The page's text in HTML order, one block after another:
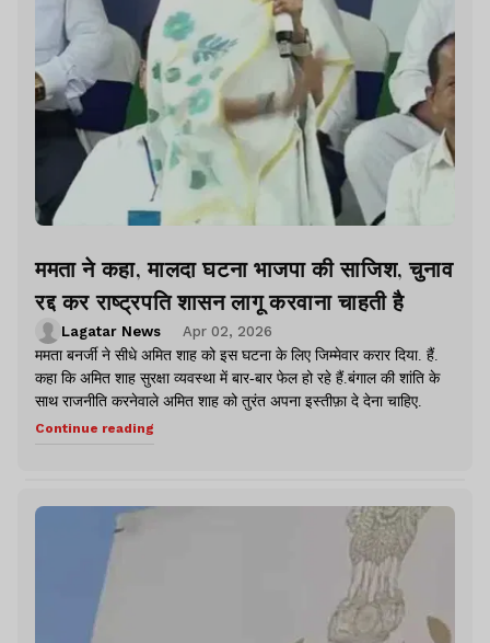
ममता ने कहा, मालदा घटना भाजपा की साजिश, चुनाव
रद्द कर राष्ट्रपति शासन लागू करवाना चाहती है
Lagatar News
Apr 02, 2026
ममता बनर्जी ने सीधे अमित शाह को इस घटना के लिए जिम्मेवार करार दिया. हैं.
कहा कि अमित शाह सुरक्षा व्यवस्था में बार-बार फेल हो रहे हैं.बंगाल की शांति के
साथ राजनीति करनेवाले अमित शाह को तुरंत अपना इस्तीफ़ा दे देना चाहिए.
Continue reading